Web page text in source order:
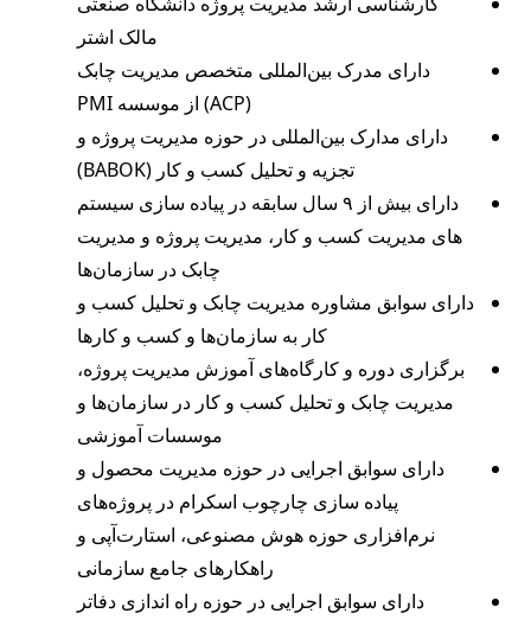
مالک اشتر
دارای مدرک بین‌المللی متخصص مدیریت چابک
(ACP) از موسسه PMI
دارای مدارک بین‌المللی در حوزه مدیریت پروژه و
تجزیه و تحلیل کسب و کار (BABOK)
دارای بیش از ۹ سال سابقه در پیاده سازی سیستم
های مدیریت کسب و کار، مدیریت پروژه و مدیریت
چابک در سازمان‌ها
دارای سوابق مشاوره مدیریت چابک و تحلیل کسب و
کار به سازمان‌ها و کسب و کارها
برگزاری دوره و کارگاه‌های آموزش مدیریت پروژه،
مدیریت چابک و تحلیل کسب و کار در سازمان‌ها و
موسسات آموزشی
دارای سوابق اجرایی در حوزه مدیریت محصول و
پیاده سازی چارچوب اسکرام در پروژه‌های
نرم‌افزاری حوزه هوش مصنوعی، استارت‌آپی و
راهکارهای جامع سازمانی
دارای سوابق اجرایی در حوزه راه اندازی دفاتر